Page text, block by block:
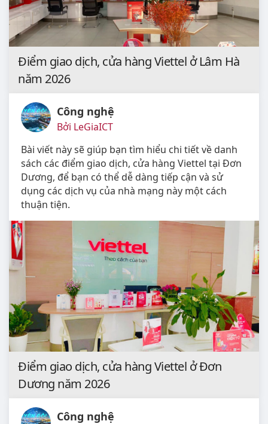
Điểm giao dịch, cửa hàng Viettel ở Lâm Hà
năm 2026
Công nghệ
Bởi LeGiaICT
Bài viết này sẽ giúp bạn tìm hiểu chi tiết về danh
sách các điểm giao dịch, cửa hàng Viettel tại Đơn
Dương, để bạn có thể dễ dàng tiếp cận và sử
dụng các dịch vụ của nhà mạng này một cách
thuận tiện.
Điểm giao dịch, cửa hàng Viettel ở Đơn
Dương năm 2026
Công nghệ